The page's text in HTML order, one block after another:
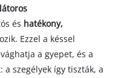
és hatékony,
Ezzel a késsel
a gyepet, és a
a szegélyek így tiszták, a